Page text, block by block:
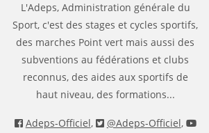
L'Adeps, Administration générale du
Sport, c'est des stages et cycles sportifs,
des marches Point vert mais aussi des
subventions au fédérations et clubs
reconnus, des aides aux sportifs de
haut niveau, des formations...
Adeps-Officiel, @Adeps-Officiel,